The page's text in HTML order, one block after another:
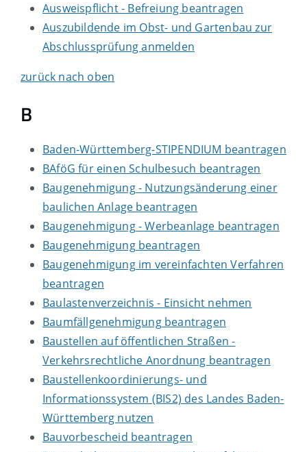
Ausweispflicht - Befreiung beantragen
Auszubildende im Obst- und Gartenbau zur
Abschlussprüfung anmelden
zurück nach oben
B
Baden-Württemberg-STIPENDIUM beantragen
BAföG für einen Schulbesuch beantragen
Baugenehmigung - Nutzungsänderung einer
baulichen Anlage beantragen
Baugenehmigung - Werbeanlage beantragen
Baugenehmigung beantragen
Baugenehmigung im vereinfachten Verfahren
beantragen
Baulastenverzeichnis - Einsicht nehmen
Baumfällgenehmigung beantragen
Baustellen auf öffentlichen Straßen -
Verkehrsrechtliche Anordnung beantragen
Baustellenkoordinierungs- und
Informationssystem (BIS2) des Landes Baden-
Württemberg nutzen
Bauvorbescheid beantragen